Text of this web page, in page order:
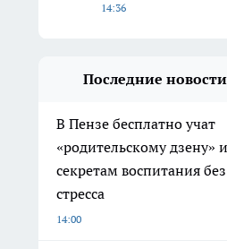
14:36
Последние новости
В Пензе бесплатно учат
«родительскому дзену» и
секретам воспитания без
стресса
14:00